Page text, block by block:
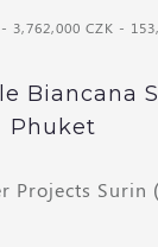
- 3,762,000 CZK -
Biancana
Phuket
Projects Surin